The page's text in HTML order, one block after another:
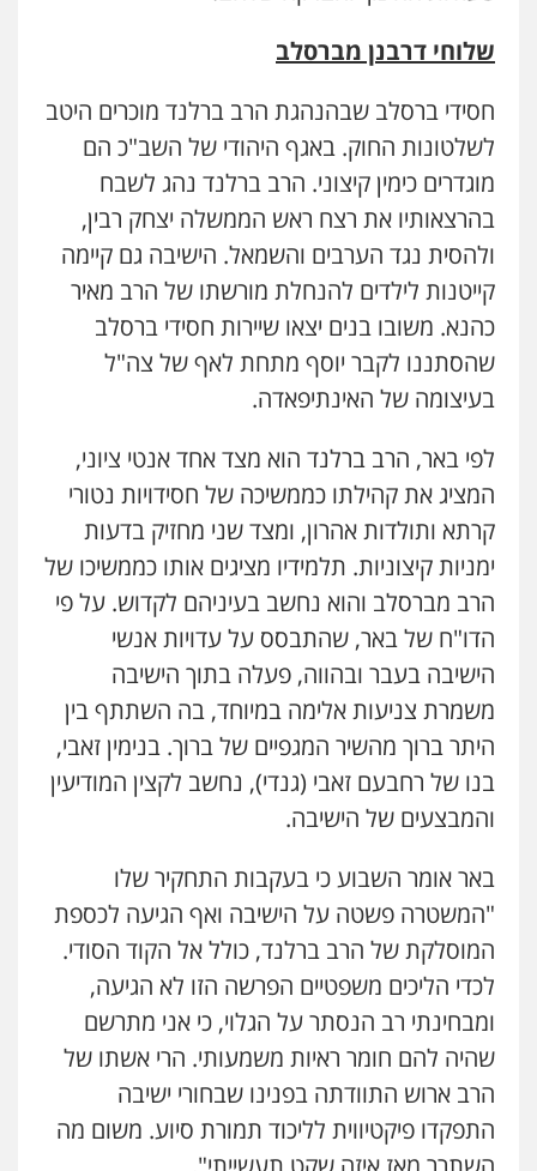
שלוחי דרבנן מברסלב
חסידי ברסלב שבהנהגת הרב ברלנד מוכרים היטב
לשלטונות החוק. באגף היהודי של השב"כ הם
מוגדרים כימין קיצוני. הרב ברלנד נהג לשבח
בהרצאותיו את רצח ראש הממשלה יצחק רבין,
ולהסית נגד הערבים והשמאל. הישיבה גם קיימה
קייטנות לילדים להנחלת מורשתו של הרב מאיר
כהנא. משובו בנים יצאו שיירות חסידי ברסלב
שהסתננו לקבר יוסף מתחת לאף של צה"ל
בעיצומה של האינתיפאדה.
לפי באר, הרב ברלנד הוא מצד אחד אנטי ציוני,
המציג את קהילתו כממשיכה של חסידויות נטורי
קרתא ותולדות אהרון, ומצד שני מחזיק בדעות
ימניות קיצוניות. תלמידיו מציגים אותו כממשיכו של
הרב מברסלב והוא נחשב בעיניהם לקדוש. על פי
הדו"ח של באר, שהתבסס על עדויות אנשי
הישיבה בעבר ובהווה, פעלה בתוך הישיבה
משמרת צניעות אלימה במיוחד, בה השתתף בין
היתר ברוך מהשיר המגפיים של ברוך. בנימין זאבי,
בנו של רחבעם זאבי (גנדי), נחשב לקצין המודיעין
והמבצעים של הישיבה.
באר אומר השבוע כי בעקבות התחקיר שלו
"המשטרה פשטה על הישיבה ואף הגיעה לכספת
המוסלקת של הרב ברלנד, כולל אל הקוד הסודי.
לכדי הליכים משפטיים הפרשה הזו לא הגיעה,
ומבחינתי רב הנסתר על הגלוי, כי אני מתרשם
שהיה להם חומר ראיות משמעותי. הרי אשתו של
הרב ארוש התוודתה בפנינו שבחורי ישיבה
התפקדו פיקטיווית לליכוד תמורת סיוע. משום מה